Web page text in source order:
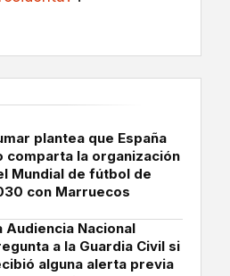
plantea que España
comparta la organización
Mundial de fútbol de
con Marruecos
Audiencia Nacional
a la Guardia Civil si
alguna alerta previa